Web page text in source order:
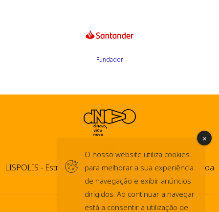
Fundador
LISPOLIS - Estrada do Paço do Lumiar, 44 1600-546 Lisboa
© dNovo 2026
O nosso website utiliza cookies
para melhorar a sua experiência
de navegação e exibir anúncios
dirigidos. Ao continuar a navegar
está a consentir a utilização de